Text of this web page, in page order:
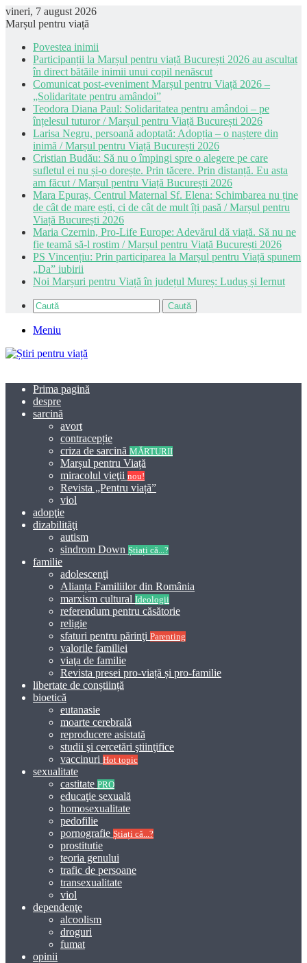
vineri, 7 august 2026
Marșul pentru viață
Povestea inimii
Participanții la Marșul pentru viață București 2026 au ascultat
în direct bătăile inimii unui copil nenăscut
Comunicat post-eveniment Marșul pentru Viață 2026 –
„Solidaritate pentru amândoi”
Teodora Diana Paul: Solidaritatea pentru amândoi – pe
înțelesul tuturor / Marșul pentru Viață București 2026
Larisa Negru, persoană adoptată: Adopția – o naștere din
inimă / Marșul pentru Viață București 2026
Cristian Budău: Să nu o împingi spre o alegere pe care
sufletul ei nu și-o dorește. Prin tăcere. Prin distanță. Eu asta
am făcut / Marșul pentru Viață București 2026
Mara Epuraș, Centrul Maternal Sf. Elena: Schimbarea nu ține
de cât de mare ești, ci de cât de mult îți pasă / Marșul pentru
Viață București 2026
Maria Czernin, Pro-Life Europe: Adevărul dă viață. Să nu ne
fie teamă să-l rostim / Marșul pentru Viață București 2026
PS Vincențiu: Prin participarea la Marșul pentru Viață spunem
„Da” iubirii
Noi Marșuri pentru Viață în județul Mureș: Luduș și Iernut
Caută
Meniu
Prima pagină
despre
sarcină
avort
contracepție
criza de sarcină MĂRTURII
Marșul pentru Viață
miracolul vieţii nou!
Revista „Pentru viață”
viol
adopţie
dizabilităţi
autism
sindrom Down Știați că...?
familie
adolescenţi
Alianța Familiilor din România
marxism cultural Ideologii
referendum pentru căsătorie
religie
sfaturi pentru părinţi Parenting
valorile familiei
viaţa de familie
Revista presei pro-viață și pro-familie
libertate de conștiință
bioetică
eutanasie
moarte cerebrală
reproducere asistată
studii şi cercetări ştiinţifice
vaccinuri Hot topic
sexualitate
castitate PRO
educaţie sexuală
homosexualitate
pedofilie
pornografie Știați că...?
prostitutie
teoria genului
trafic de persoane
transexualitate
viol
dependenţe
alcoolism
droguri
fumat
opinii